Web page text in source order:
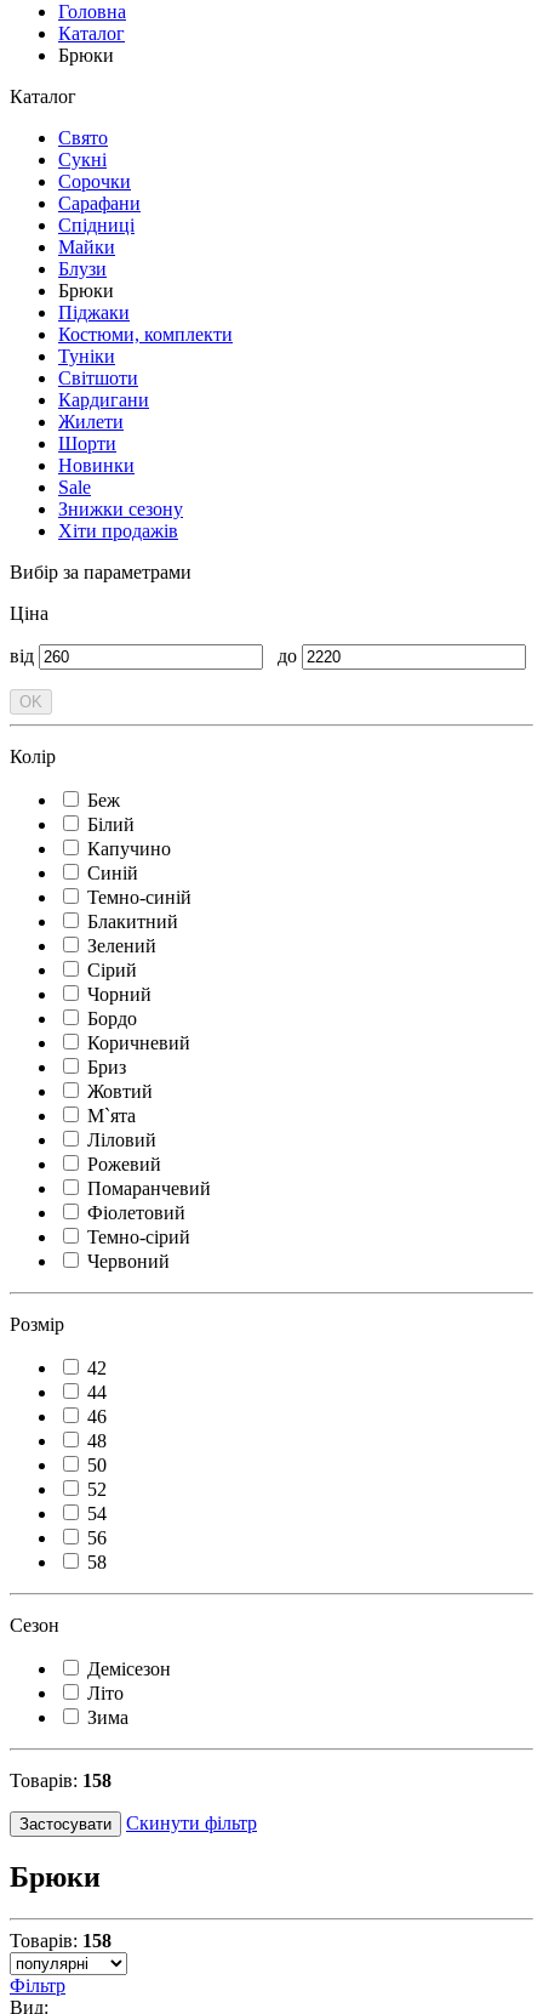
Головна
Каталог
Брюки
Каталог
Свято
Сукні
Сорочки
Сарафани
Спідниці
Майки
Блузи
Брюки
Піджаки
Костюми, комплекти
Туніки
Світшоти
Кардигани
Жилети
Шорти
Новинки
Sale
Знижки сезону
Хіти продажів
Вибір за параметрами
Ціна
від до
Колір
Беж
Білий
Капучино
Синій
Темно-синій
Блакитний
Зелений
Сірий
Чорний
Бордо
Коричневий
Бриз
Жовтий
М`ята
Ліловий
Рожевий
Помаранчевий
Фіолетовий
Темно-сірий
Червоний
Розмір
42
44
46
48
50
52
54
56
58
Сезон
Демісезон
Літо
Зима
Товарів: 158
Застосувати Скинути фільтр
Брюки
Товарів: 158
Фільтр
Вид: